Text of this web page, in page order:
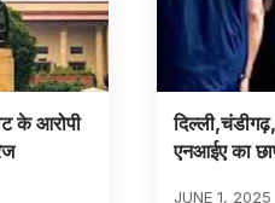
के आरोपी
एनआईए का
JUNE 1, 2025